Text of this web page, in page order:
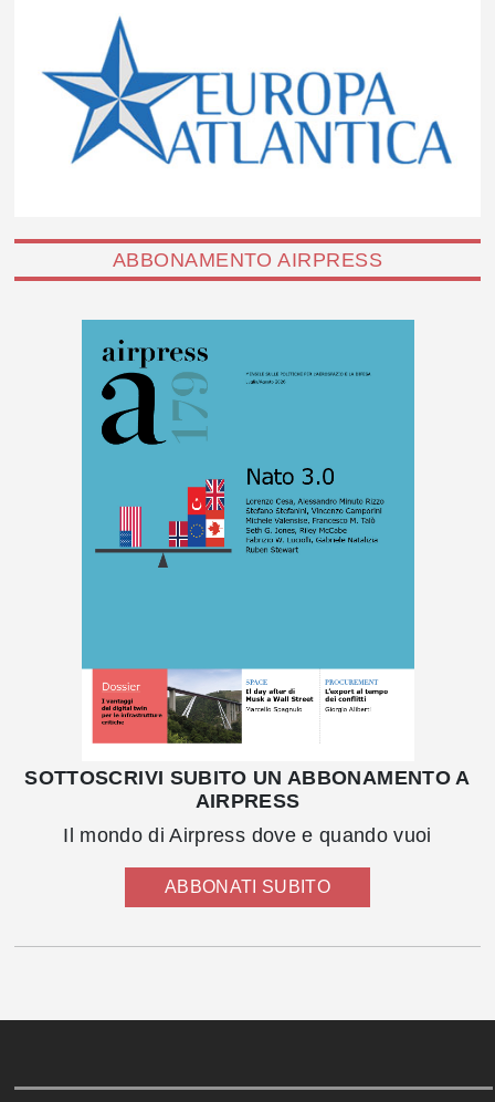
ABBONAMENTO AIRPRESS
SOTTOSCRIVI SUBITO UN ABBONAMENTO A
AIRPRESS
Il mondo di Airpress dove e quando vuoi
ABBONATI SUBITO